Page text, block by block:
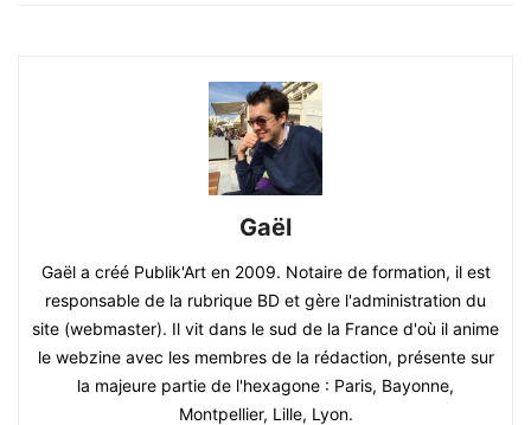
Gaël
Gaël a créé Publik'Art en 2009. Notaire de formation, il est
responsable de la rubrique BD et gère l'administration du
site (webmaster). Il vit dans le sud de la France d'où il anime
le webzine avec les membres de la rédaction, présente sur
la majeure partie de l'hexagone : Paris, Bayonne,
Montpellier, Lille, Lyon.